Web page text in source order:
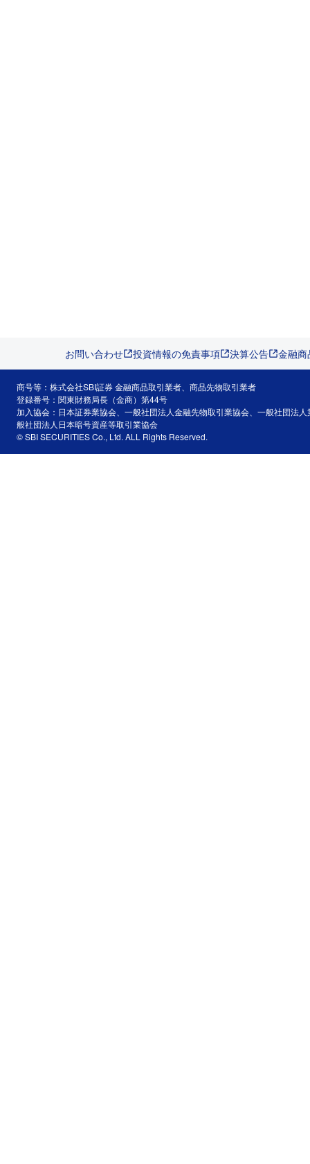
お問い合わせ 投資情報の免責事項 決算公告 金融
商号等：株式会社SBI証券 金融商品取引業者、商品先物取引業者
登録番号：関東財務局長（金商）第44号
加入協会：日本証券業協会、一般社団法人金融先物取引業協会、一般社団法
般社団法人日本暗号資産等取引業協会
© SBI SECURITIES Co., Ltd. ALL Rights Reserved.